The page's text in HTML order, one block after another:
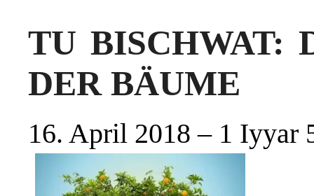
TU BISCHWAT:
DER BÄUME
16. April 2018 – 1 Iyyar